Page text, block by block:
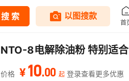
NTO-8电解除油粉 特别适
价格 ¥10.00 起 登录查看更多优惠